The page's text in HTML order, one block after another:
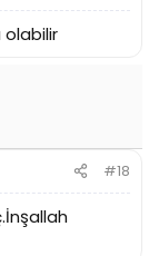
olabilir
#18